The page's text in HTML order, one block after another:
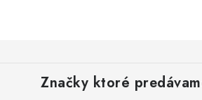
Značky ktoré